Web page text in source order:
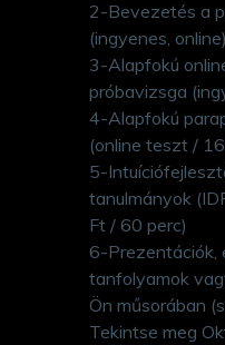
2-Bevezetés a
(ingyenes, online)
3-Alapfokú
próbavizsga
4-Alapfokú
(online teszt /
5-
tanulmányok
Ft / 60 perc)
6-Prezentációk,
tanfolyamok
Ön műsorában
Tekintse meg